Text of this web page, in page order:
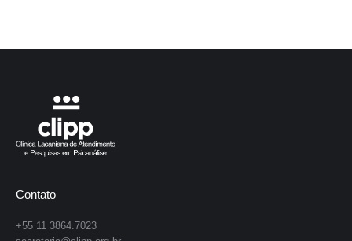
post:
Contato
+55 11 3864.7023